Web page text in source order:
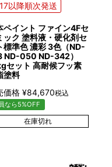
以降順次発送
ペイント ファイン4Fセ
ック 塗料液・硬化剤セ
標準色 濃彩 3色（ND-
ND-050 ND-342）
セット 高耐候フッ素
塗料
価格 ¥84,670税込
なら5%OFF
在庫切れ